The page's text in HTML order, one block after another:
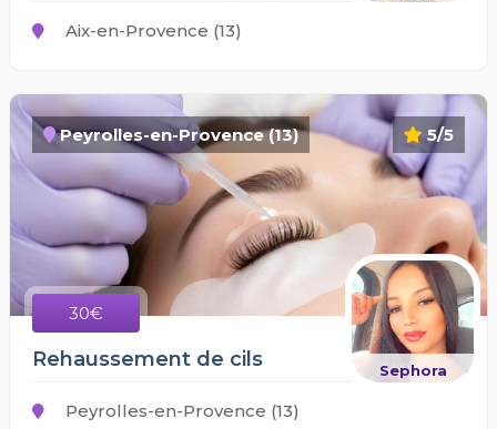
Aix-en-Provence (13)
5/5
Peyrolles-en-Provence (13)
30€
Sephora
Rehaussement de cils
Peyrolles-en-Provence (13)